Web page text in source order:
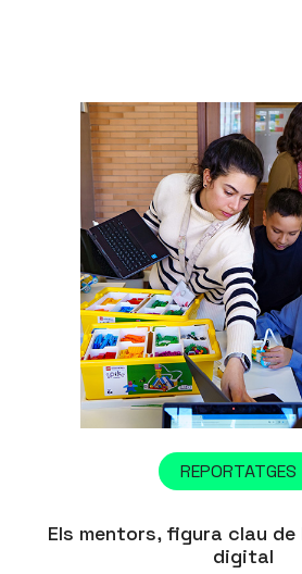
REPORTATGES
Els mentors, figura clau
digital